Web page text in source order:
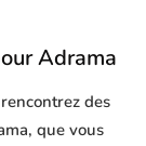
Adrama
des
que vous